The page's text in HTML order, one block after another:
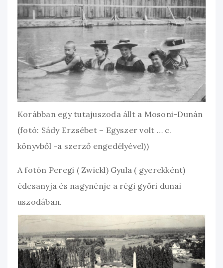
Korábban egy tutajuszoda állt a Mosoni-Dunán
(fotó: Sády Erzsébet – Egyszer volt … c.
könyvből -a szerző engedélyével))
A fotón Peregi ( Zwickl) Gyula ( gyerekként)
édesanyja és nagynénje a régi győri dunai
uszodában.